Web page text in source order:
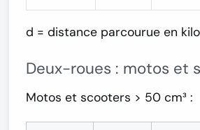
d = distance parcourue en
Deux-roues : motos et
Motos et scooters > 50 cm³ :